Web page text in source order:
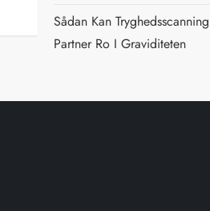
Sådan Kan
Partner Ro I Graviditeten